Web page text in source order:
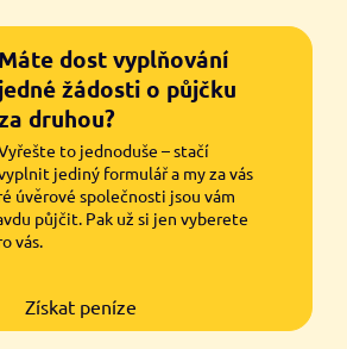
Máte dost vyplňování
jedné žádosti o půjčku
druhou?
to jednoduše – stačí
jediný formulář a my za vás
úvěrové společnosti jsou vám
půjčit. Pak už si jen vyberete
vás.
Získat peníze